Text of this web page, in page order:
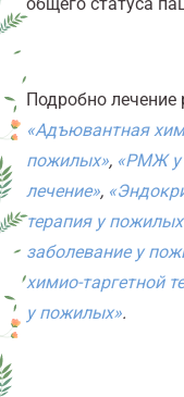
Подробно лечение
«Адъювантная
пожилых», «РМЖ у
лечение»,
терапия у
заболевание у
химио-таргетной
у пожилых».